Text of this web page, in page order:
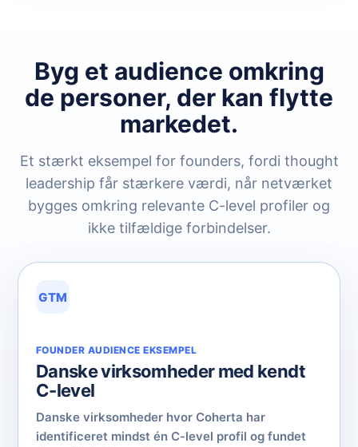
Byg et audience omkring
de personer, der kan flytte
markedet.
Et stærkt eksempel for founders, fordi thought
leadership får stærkere værdi, når netværket
bygges omkring relevante C-level profiler og
ikke tilfældige forbindelser.
GTM
FOUNDER AUDIENCE EKSEMPEL
Danske virksomheder med kendt
C-level
Danske virksomheder hvor Coherta har
identificeret mindst én C-level profil og fundet